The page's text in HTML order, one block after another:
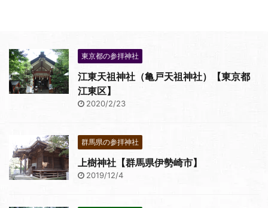
東京都の参拝神社
江東天祖神社（亀戸天祖神社）【東京都
江東区】
2020/2/23
群馬県の参拝神社
上樹神社【群馬県伊勢崎市】
2019/12/4